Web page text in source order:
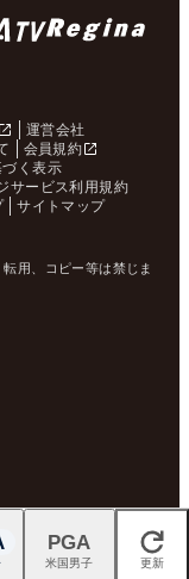
運営会社
会員規約
く表示
サービス利用規約
サイトマップ
用、コピー等は禁じま
閉じる
PGA
米国男子 更新